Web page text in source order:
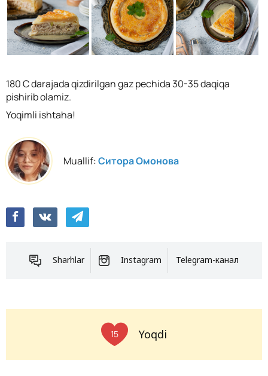
180 C darajada qizdirilgan gaz pechida 30-35 daqiqa
pishirib olamiz.
Yoqimli ishtaha!
Muallif:Ситора Омонова
Sharhlar Instagram Telegram-канал
15 Yoqdi